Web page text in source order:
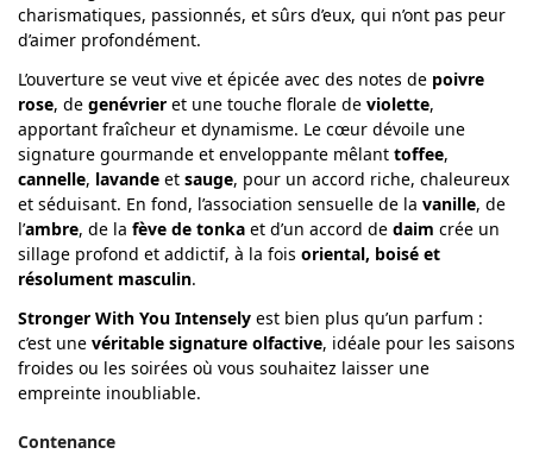
charismatiques, passionnés, et sûrs d’eux, qui n’ont pas peur
d’aimer profondément.
L’ouverture se veut vive et épicée avec des notes de poivre
rose, de genévrier et une touche florale de violette,
apportant fraîcheur et dynamisme. Le cœur dévoile une
signature gourmande et enveloppante mêlant toffee,
cannelle, lavande et sauge, pour un accord riche, chaleureux
et séduisant. En fond, l’association sensuelle de la vanille, de
l’ambre, de la fève de tonka et d’un accord de daim crée un
sillage profond et addictif, à la fois oriental, boisé et
résolument masculin.
Stronger With You Intensely est bien plus qu’un parfum :
c’est une véritable signature olfactive, idéale pour les saisons
froides ou les soirées où vous souhaitez laisser une
empreinte inoubliable.
Contenance